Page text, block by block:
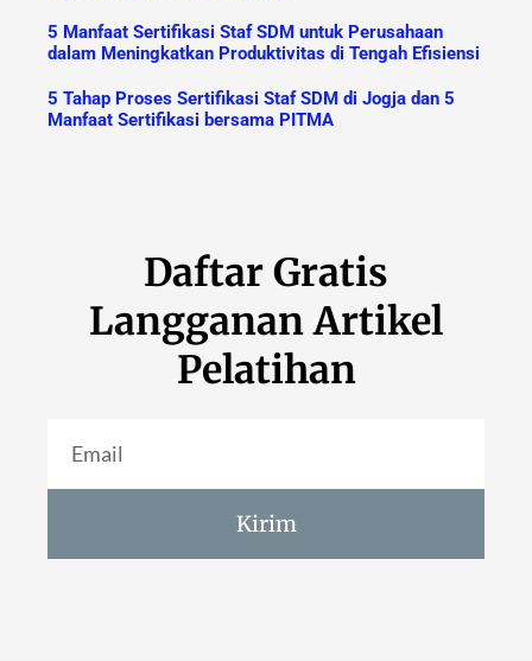
5 Manfaat Sertifikasi Staf SDM untuk Perusahaan
dalam Meningkatkan Produktivitas di Tengah Efisiensi
5 Tahap Proses Sertifikasi Staf SDM di Jogja dan 5
Manfaat Sertifikasi bersama PITMA
Daftar Gratis
Langganan Artikel
Pelatihan
Kirim